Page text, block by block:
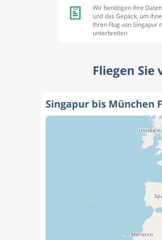
Wir benötigen Ihre
und das Gepäck, um
Ihren Flug von Singapur
unterbreiten
Fliegen
Singapur bis München